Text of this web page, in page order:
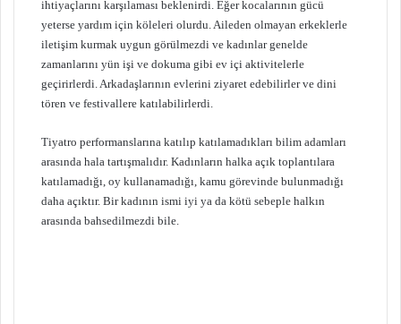
ihtiyaçlarını karşılaması beklenirdi. Eğer kocalarının gücü
yeterse yardım için köleleri olurdu. Aileden olmayan erkeklerle
iletişim kurmak uygun görülmezdi ve kadınlar genelde
zamanlarını yün işi ve dokuma gibi ev içi aktivitelerle
geçirirlerdi. Arkadaşlarının evlerini ziyaret edebilirler ve dini
tören ve festivallere katılabilirlerdi.
Tiyatro performanslarına katılıp katılamadıkları bilim adamları
arasında hala tartışmalıdır. Kadınların halka açık toplantılara
katılamadığı, oy kullanamadığı, kamu görevinde bulunmadığı
daha açıktır. Bir kadının ismi iyi ya da kötü sebeple halkın
arasında bahsedilmezdi bile.